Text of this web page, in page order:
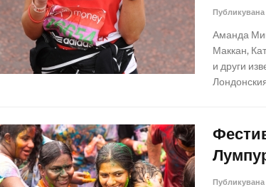
Публикувана
Аманда
Маккан,
и други
Публикувана